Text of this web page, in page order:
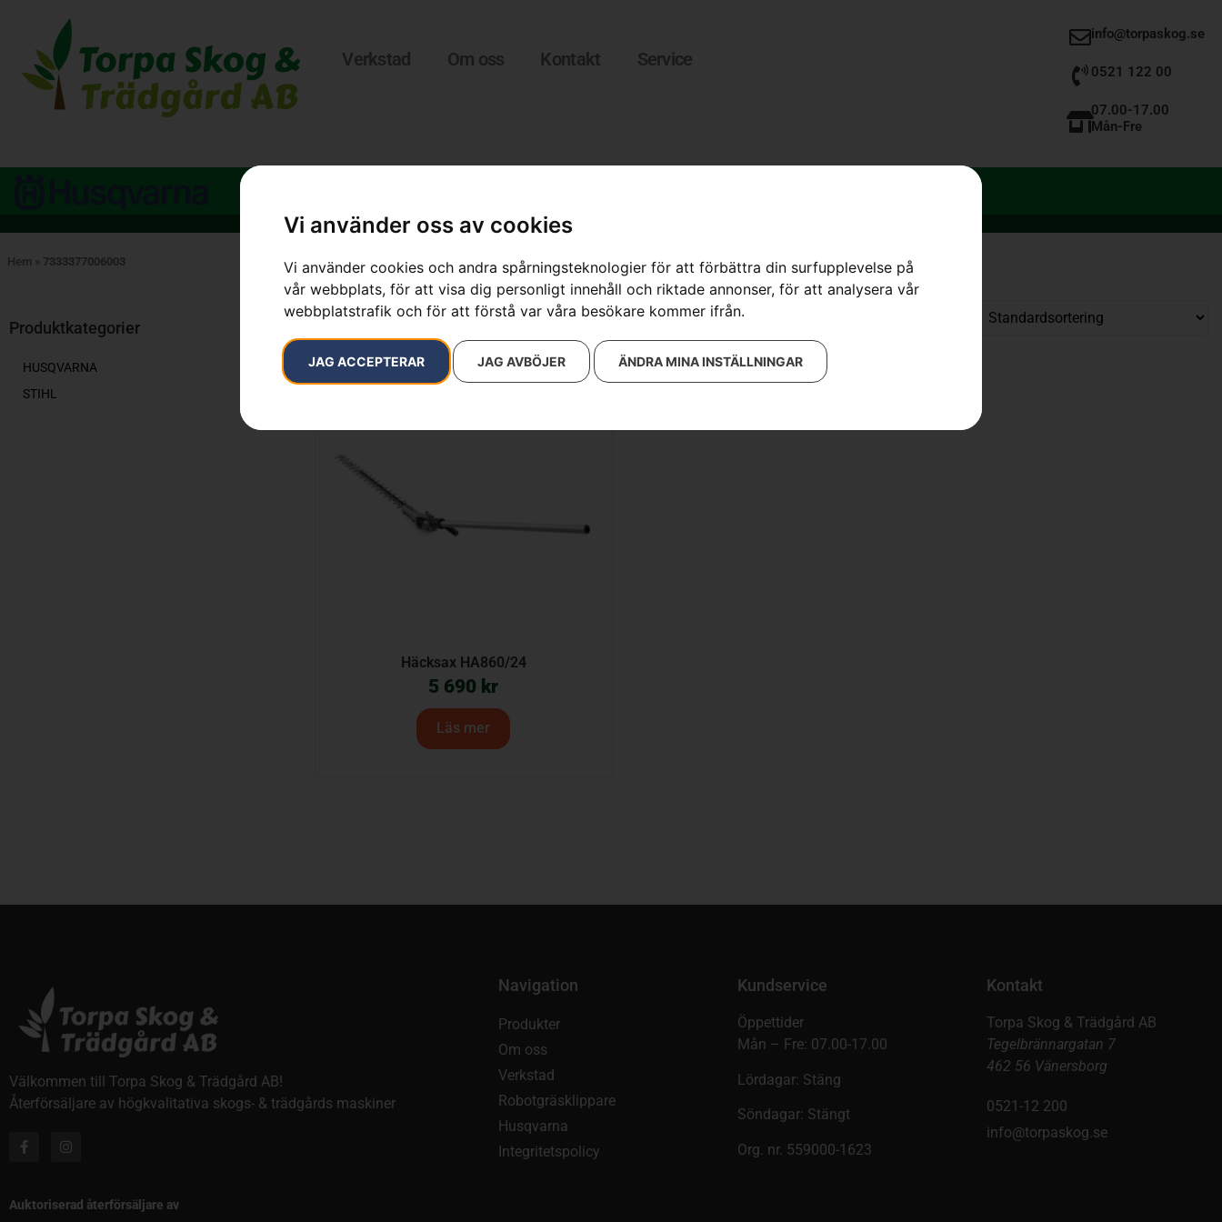
Vi använder oss av cookies
Vi använder cookies och andra spårningsteknologier för att förbättra din surfupplevelse på
vår webbplats, för att visa dig personligt innehåll och riktade annonser, för att analysera vår
webbplatstrafik och för att förstå var våra besökare kommer ifrån.
JAG ACCEPTERAR JAG AVBÖJER ÄNDRA MINA INSTÄLLNINGAR
Verkstad Om oss Kontakt Service
info@torpaskog.se
0521 122 00
07.00-17.00
Mån-Fre
Hem » 7333377006003
Produktkategorier
HUSQVARNA
STIHL
Endast ett sökresultat
Häcksax HA860/24
5 690 kr
Läs mer
Välkommen till Torpa Skog & Trädgård AB!
Återförsäljare av högkvalitativa skogs- & trädgårds maskiner
Auktoriserad återförsäljare av
Navigation
Produkter
Om oss
Verkstad
Robotgräsklippare
Husqvarna
Integritetspolicy
Kundservice
Öppettider
Mån – Fre: 07.00-17.00
Lördagar: Stäng
Söndagar: Stängt
Org. nr. 559000-1623
Kontakt
Torpa Skog & Trädgård AB
Tegelbrännargatan 7
462 56 Vänersborg
0521-12 200
info@torpaskog.se